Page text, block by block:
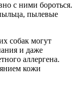
с ними бороться.
пылевые
собак могут
и даже
аллергена.
кожи